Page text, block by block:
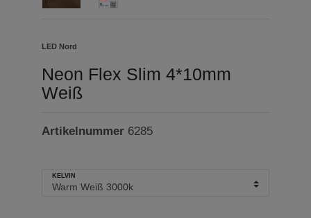
LED Nord
Neon Flex Slim 4*10mm
Weiß
Artikelnummer 6285
KELVIN